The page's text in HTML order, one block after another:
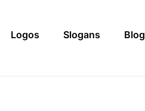
Logos Slogans Blog